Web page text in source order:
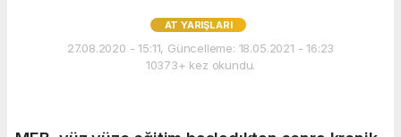
AT YARIŞLARI
27.08.2020 - 15:11, Güncelleme: 18.05.2021 - 16:23
10373+ kez okundu.